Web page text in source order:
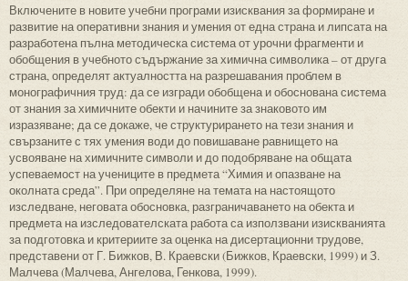
Включените в новите учебни програми изисквания за формиране и
развитие на оперативни знания и умения от една страна и липсата на
разработена пълна методическа система от урочни фрагменти и
обобщения в учебното съдържание за химична символика – от друга
страна, определят актуалността на разрешавания проблем в
монографичния труд: да се изгради обобщена и обоснована система
от знания за химичните обекти и начините за знаковото им
изразяване; да се докаже, че структурирането на тези знания и
свързаните с тях умения води до повишаване равнището на
усвояване на химичните символи и до подобряване на общата
успеваемост на учениците в предмета “Химия и опазване на
околната среда”. При определяне на темата на настоящото
изследване, неговата обосновка, разграничаването на обекта и
предмета на изследователската работа са използвани изискванията
за подготовка и критериите за оценка на дисертационни трудове,
представени от Г. Бижков, В. Краевски (Бижков, Краевски, 1999) и З.
Малчева (Малчева, Ангелова, Генкова, 1999).